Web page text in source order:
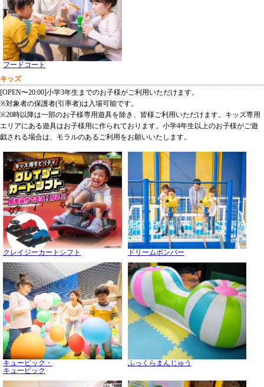
フードコート
キッズ
[OPEN〜20:00]小学3年生までのお子様がご利用いただけます。
※対象者の保護者(引率者)は入場可能です。
※20時以降は一部のお子様専用遊具を除き、皆様ご利用いただけます。キッズ専用
エリアにある遊具はお子様用に作られております。小学4年生以上のお子様がご遊
戯される場合は、モラルのあるご利用をお願いいたします。
クレイジーカートシフト ドリームボンバー
キュービック・
キュービック
ふっくらまんじゅう